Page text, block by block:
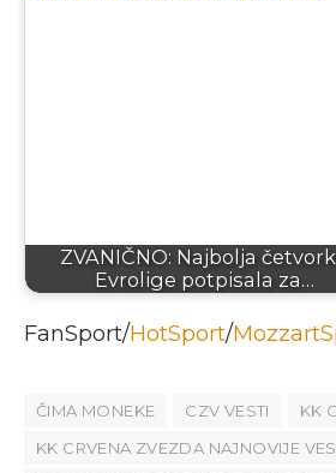
ZVANIČNO: Najbolja
Evrolige potpisala za…
FanSport/HotSport/
ČIMA MONEKE CZV VESTI
KK
KK CRVENA ZVEZDA NAJNOVIJE